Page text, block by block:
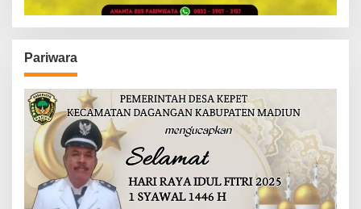
Pariwara